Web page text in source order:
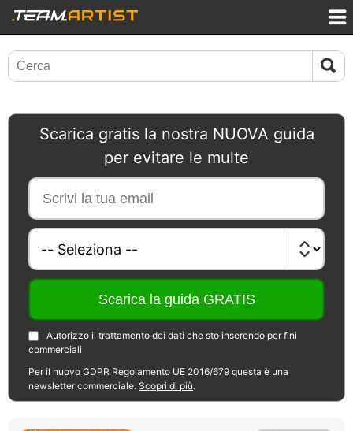
Scarica gratis la nostra NUOVA guida
per evitare le multe
Autorizzo il trattamento dei dati che sto inserendo per fini
commerciali
Per il nuovo GDPR Regolamento UE 2016/679 questa è una
newsletter commerciale. Scopri di più.